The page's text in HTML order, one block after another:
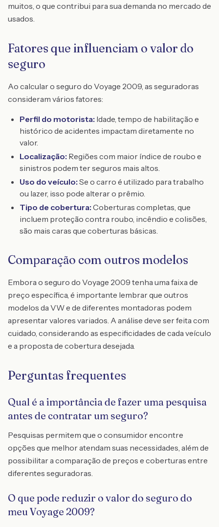
muitos, o que contribui para sua demanda no mercado de
usados.
Fatores que influenciam o valor do
seguro
Ao calcular o seguro do Voyage 2009, as seguradoras
consideram vários fatores:
Perfil do motorista: Idade, tempo de habilitação e
histórico de acidentes impactam diretamente no
valor.
Localização: Regiões com maior índice de roubo e
sinistros podem ter seguros mais altos.
Uso do veículo: Se o carro é utilizado para trabalho
ou lazer, isso pode alterar o prêmio.
Tipo de cobertura: Coberturas completas, que
incluem proteção contra roubo, incêndio e colisões,
são mais caras que coberturas básicas.
Comparação com outros modelos
Embora o seguro do Voyage 2009 tenha uma faixa de
preço específica, é importante lembrar que outros
modelos da VW e de diferentes montadoras podem
apresentar valores variados. A análise deve ser feita com
cuidado, considerando as especificidades de cada veículo
e a proposta de cobertura desejada.
Perguntas frequentes
Qual é a importância de fazer uma pesquisa
antes de contratar um seguro?
Pesquisas permitem que o consumidor encontre
opções que melhor atendam suas necessidades, além de
possibilitar a comparação de preços e coberturas entre
diferentes seguradoras.
O que pode reduzir o valor do seguro do
meu Voyage 2009?